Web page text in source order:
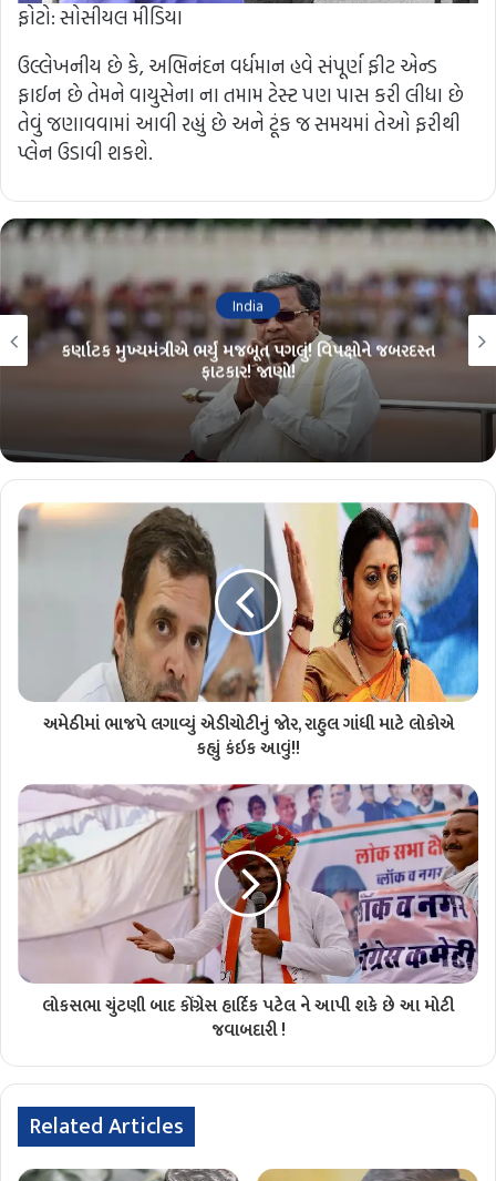
ફોટો: સોસીયલ મીડિયા
ઉલ્લેખનીય છે કે, અભિનંદન વર્ધમાન હવે સંપૂર્ણ ફીટ એન્ડ
ફાઈન છે તેમને વાયુસેના ના તમામ ટેસ્ટ પણ પાસ કરી લીધા છે
તેવું જણાવવામાં આવી રહ્યું છે અને ટૂંક જ સમયમાં તેઓ ફરીથી
પ્લેન ઉડાવી શકશે.
India
કર્ણાટક મુખ્યમંત્રીએ ભર્યું મજબૂત પગલું! વિપક્ષોને જબરદસ્ત
ફાટકાર! જાણો!
અમેઠીમાં ભાજપે લગાવ્યું એડીચોટીનું જોર, રાહુલ ગાંધી માટે લોકોએ
કહ્યું કંઇક આવું!!
લોકસભા ચુંટણી બાદ કોંગ્રેસ હાર્દિક પટેલ ને આપી શકે છે આ મોટી
જવાબદારી !
Related Articles